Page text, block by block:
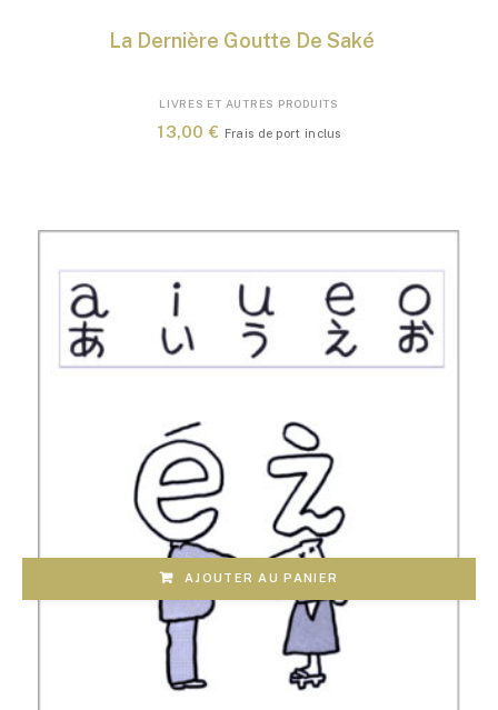
La Dernière Goutte De Saké
LIVRES ET AUTRES PRODUITS
13,00€ Frais de port inclus
AJOUTER AU PANIER